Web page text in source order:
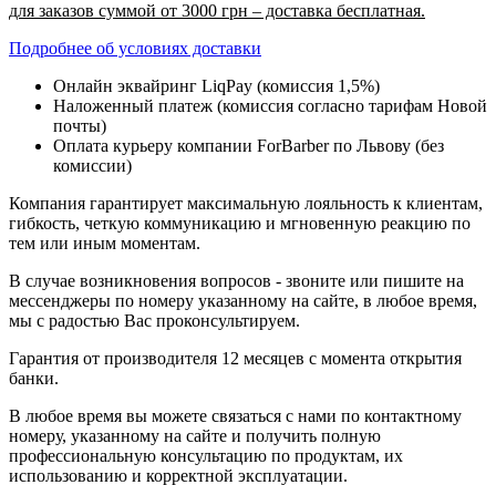
для заказов суммой от 3000 грн – доставка бесплатная.
Подробнее об условиях доставки
Онлайн эквайринг LiqPay (комиссия 1,5%)
Наложенный платеж (комиссия согласно тарифам Новой
почты)
Оплата курьеру компании ForBarber по Львову (без
комиссии)
Компания гарантирует максимальную лояльность к клиентам,
гибкость, четкую коммуникацию и мгновенную реакцию по
тем или иным моментам.
В случае возникновения вопросов - звоните или пишите на
мессенджеры по номеру указанному на сайте, в любое время,
мы с радостью Вас проконсультируем.
Гарантия от производителя 12 месяцев с момента открытия
банки.
В любое время вы можете связаться с нами по контактному
номеру, указанному на сайте и получить полную
профессиональную консультацию по продуктам, их
использованию и корректной эксплуатации.